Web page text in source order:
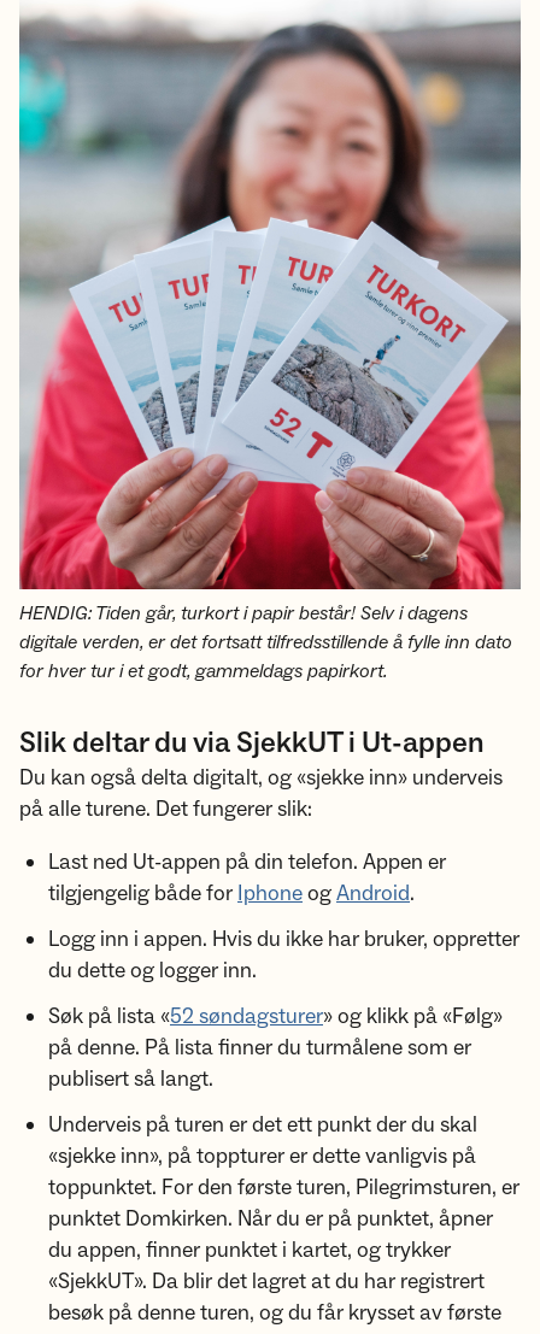
HENDIG: Tiden går, turkort i papir består! Selv i dagens
digitale verden, er det fortsatt tilfredsstillende å fylle inn dato
for hver tur i et godt, gammeldags papirkort.
Slik deltar du via SjekkUT i Ut-appen
Du kan også delta digitalt, og «sjekke inn» underveis
på alle turene. Det fungerer slik:
Last ned Ut-appen på din telefon. Appen er
tilgjengelig både for IphoneogAndroid.
Logg inn i appen. Hvis du ikke har bruker, oppretter
du dette og logger inn.
Søk på lista «52 søndagsturer» og klikk på «Følg»
på denne. På lista finner du turmålene som er
publisert så langt.
Underveis på turen er det ett punkt der du skal
«sjekke inn», på toppturer er dette vanligvis på
toppunktet. For den første turen, Pilegrimsturen, er
punktet Domkirken. Når du er på punktet, åpner
du appen, finner punktet i kartet, og trykker
«SjekkUT». Da blir det lagret at du har registrert
besøk på denne turen, og du får krysset av første